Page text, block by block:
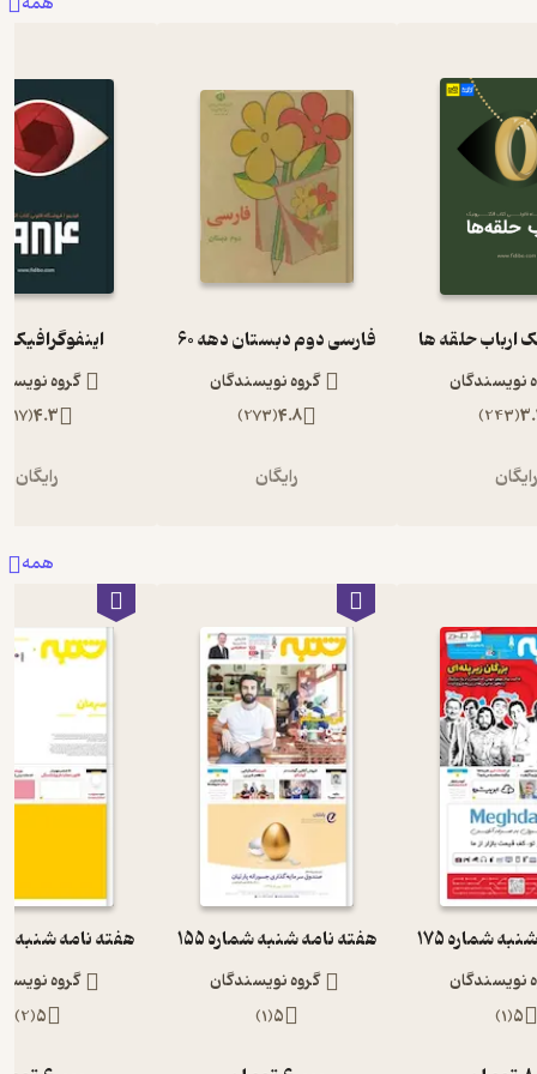
ارباب حلقه ها
نویسندگان
(
243
)
رایگان
فارسی دوم دبستان دهه 60
گروه نویسندگان
4.8
(
273
)
رایگان
اینفوگرافیک 1984
گروه
4.3
(
117
رایگان
همه
شماره 175
نویسندگان
5
(
1
)
هفته نامه شنبه شماره 155
گروه نویسندگان
5
(
1
)
هفته نامه شنبه
گروه
5
(
2
)